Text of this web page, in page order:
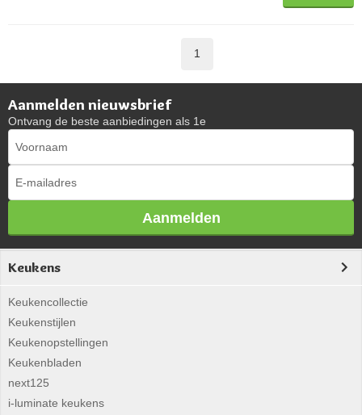
1
Aanmelden nieuwsbrief
Ontvang de beste aanbiedingen als 1e
Aanmelden
Keukens
Keukencollectie
Keukenstijlen
Keukenopstellingen
Keukenbladen
next125
i-luminate keukens